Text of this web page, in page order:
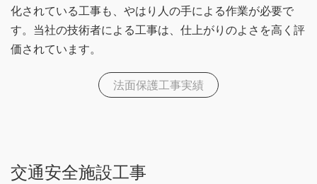
化されている工事も、やはり人の手による作業が必要で
す。当社の技術者による工事は、仕上がりのよさを高く評
価されています。
法面保護工事実績
交通安全施設工事